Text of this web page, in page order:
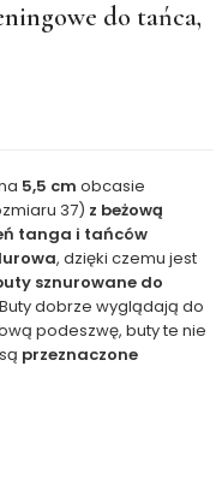
do tańca,
5,5 cm obcasie
37) z beżową
tanga i tańców
, dzięki czemu jest
sznurowane do
Buty dobrze wyglądają do
podeszwę, buty te nie
przeznaczone